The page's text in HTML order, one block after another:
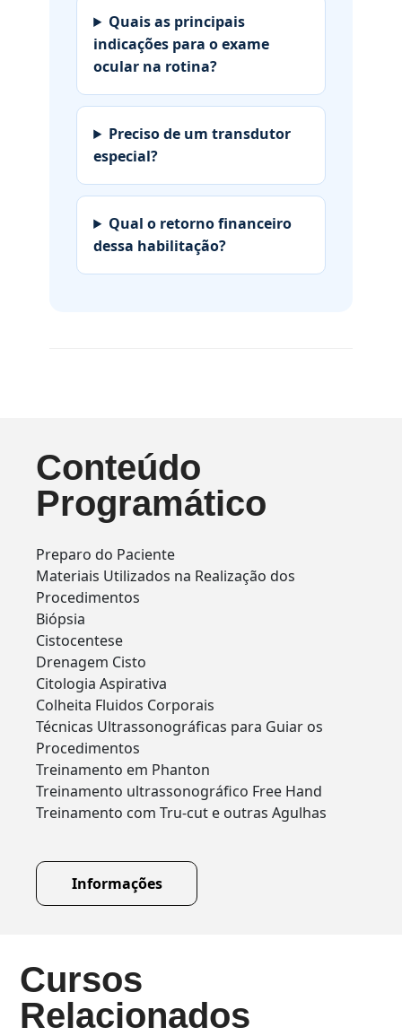
Quais as principais
indicações para o exame
ocular na rotina?
Preciso de um transdutor
especial?
Qual o retorno financeiro
dessa habilitação?
Conteúdo
Programático
Preparo do Paciente
Materiais Utilizados na Realização dos
Procedimentos
Biópsia
Cistocentese
Drenagem Cisto
Citologia Aspirativa
Colheita Fluidos Corporais
Técnicas Ultrassonográficas para Guiar os
Procedimentos
Treinamento em Phanton
Treinamento ultrassonográfico Free Hand
Treinamento com Tru-cut e outras Agulhas
Informações
Cursos
Relacionados